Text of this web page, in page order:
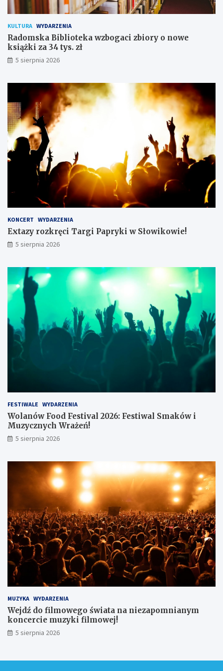
o
g
a
c
i
b
o
r
y
o
n
o
w
ą
ż
k
i
z
t
y
s
z
p
r
y
k
i
S
o
w
i
k
o
w
i
KULTURA WYDARZENIA
Radomska Biblioteka wzbogaci zbiory o nowe
książki za 34 tys. zł
5 sierpnia 2026
KONCERT WYDARZENIA
Extazy rozkręci Targi Papryki w Słowikowie!
5 sierpnia 2026
FESTIWALE WYDARZENIA
Wolanów Food Festival 2026: Festiwal Smaków i
Muzycznych Wrażeń!
5 sierpnia 2026
MUZYKA WYDARZENIA
Wejdź do filmowego świata na niezapomnianym
koncercie muzyki filmowej!
5 sierpnia 2026